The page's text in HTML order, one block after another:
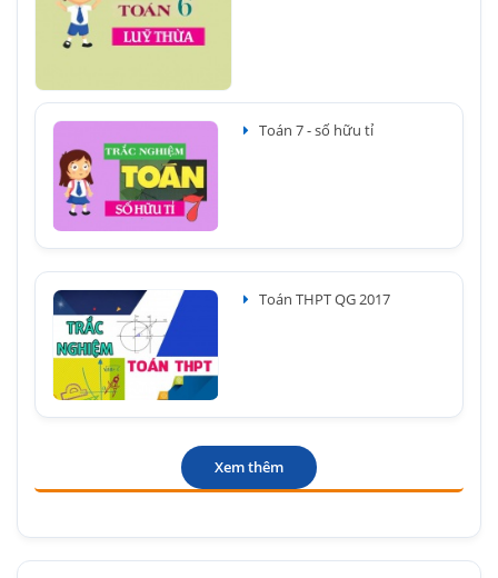
Toán 7 - số hữu tỉ
Toán THPT QG 2017
Xem thêm